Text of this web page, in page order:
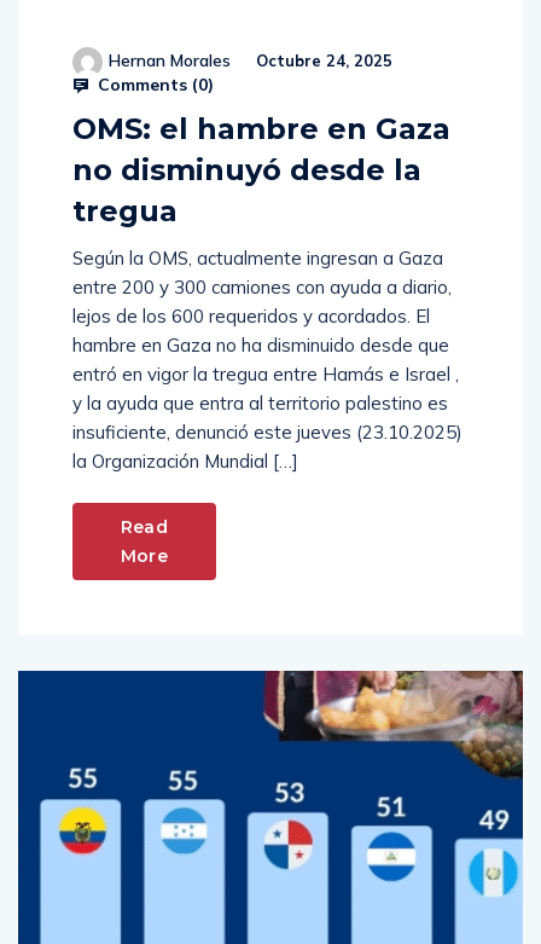
Hernan Morales Octubre 24, 2025
Comments (0)
OMS: el hambre en Gaza
no disminuyó desde la
tregua
Según la OMS, actualmente ingresan a Gaza
entre 200 y 300 camiones con ayuda a diario,
lejos de los 600 requeridos y acordados. El
hambre en Gaza no ha disminuido desde que
entró en vigor la tregua entre Hamás e Israel ,
y la ayuda que entra al territorio palestino es
insuficiente, denunció este jueves (23.10.2025)
la Organización Mundial […]
Read
More